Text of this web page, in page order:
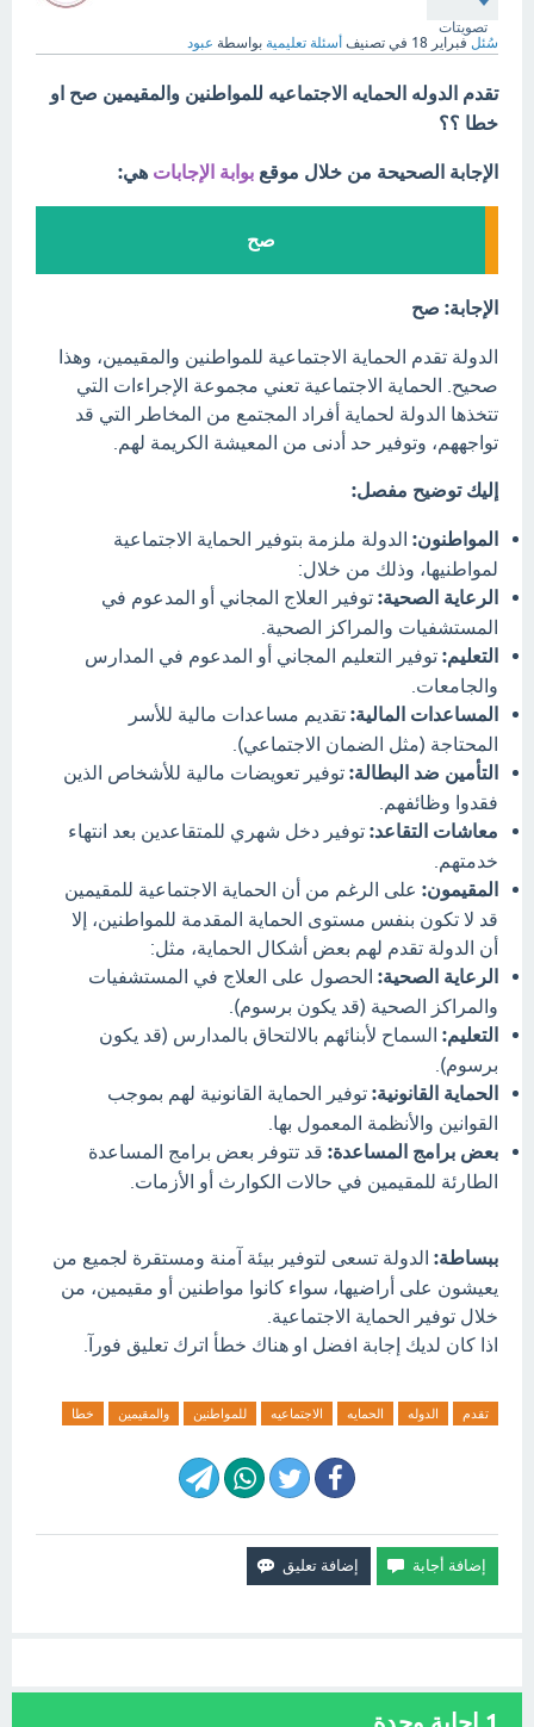
تصويتات
سُئل فبراير 18 في تصنيف أسئلة تعليمية بواسطة عبود
تقدم الدوله الحمايه الاجتماعيه للمواطنين والمقيمين صح او
خطا ؟؟
الإجابة الصحيحة من خلال موقع بوابة الإجابات هي:
صح
الإجابة: صح
الدولة تقدم الحماية الاجتماعية للمواطنين والمقيمين، وهذا
صحيح. الحماية الاجتماعية تعني مجموعة الإجراءات التي
تتخذها الدولة لحماية أفراد المجتمع من المخاطر التي قد
تواجههم، وتوفير حد أدنى من المعيشة الكريمة لهم.
إليك توضيح مفصل:
المواطنون: الدولة ملزمة بتوفير الحماية الاجتماعية
لمواطنيها، وذلك من خلال:
الرعاية الصحية: توفير العلاج المجاني أو المدعوم في
المستشفيات والمراكز الصحية.
التعليم: توفير التعليم المجاني أو المدعوم في المدارس
والجامعات.
المساعدات المالية: تقديم مساعدات مالية للأسر
المحتاجة (مثل الضمان الاجتماعي).
التأمين ضد البطالة: توفير تعويضات مالية للأشخاص الذين
فقدوا وظائفهم.
معاشات التقاعد: توفير دخل شهري للمتقاعدين بعد انتهاء
خدمتهم.
المقيمون: على الرغم من أن الحماية الاجتماعية للمقيمين
قد لا تكون بنفس مستوى الحماية المقدمة للمواطنين، إلا
أن الدولة تقدم لهم بعض أشكال الحماية، مثل:
الرعاية الصحية: الحصول على العلاج في المستشفيات
والمراكز الصحية (قد يكون برسوم).
التعليم: السماح لأبنائهم بالالتحاق بالمدارس (قد يكون
برسوم).
الحماية القانونية: توفير الحماية القانونية لهم بموجب
القوانين والأنظمة المعمول بها.
بعض برامج المساعدة: قد تتوفر بعض برامج المساعدة
الطارئة للمقيمين في حالات الكوارث أو الأزمات.
ببساطة: الدولة تسعى لتوفير بيئة آمنة ومستقرة لجميع من
يعيشون على أراضيها، سواء كانوا مواطنين أو مقيمين، من
خلال توفير الحماية الاجتماعية.
اذا كان لديك إجابة افضل او هناك خطأ اترك تعليق فورآ.
تقدم الدوله الحمايه الاجتماعيه للمواطنين والمقيمين خطا